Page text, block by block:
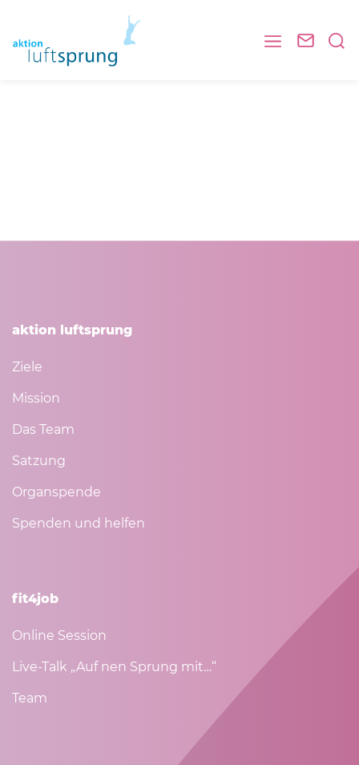
aktion luftsprung
Ziele
Mission
Das Team
Satzung
Organspende
Spenden und helfen
fit4job
Online Session
Live-Talk „Auf nen Sprung mit…“
Team